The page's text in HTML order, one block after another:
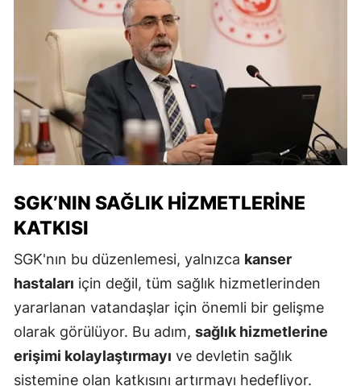
SGK’NIN SAĞLIK HIZMETLERINE
KATKISI
SGK'nın bu düzenlemesi, yalnızca kanser
hastaları için değil, tüm sağlık hizmetlerinden
yararlanan vatandaşlar için önemli bir gelişme
olarak görülüyor. Bu adım, sağlık hizmetlerine
erişimi kolaylaştırmayı ve devletin sağlık
sistemine olan katkısını artırmayı hedefliyor.